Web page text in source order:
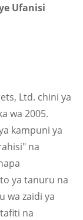
Ufanisi
Ltd. chini ya
wa 2005.
kampuni ya
na
ya tanuru na
wa zaidi ya
na